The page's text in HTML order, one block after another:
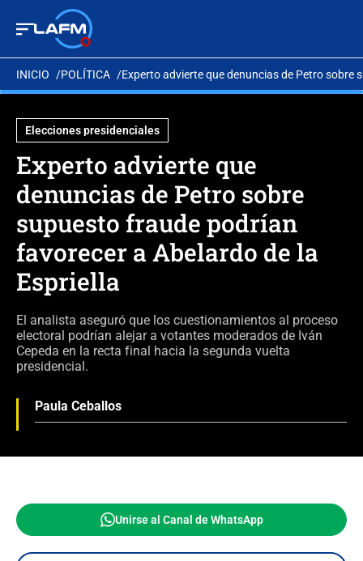
INICIO POLÍTICA Experto advierte que denuncias de Petro sobre
Elecciones presidenciales
Experto advierte que
denuncias de Petro sobre
supuesto fraude podrían
favorecer a Abelardo de la
Espriella
El analista aseguró que los cuestionamientos al proceso
electoral podrían alejar a votantes moderados de Iván
Cepeda en la recta final hacia la segunda vuelta
presidencial.
Paula Ceballos
Unirse al Canal de WhatsApp